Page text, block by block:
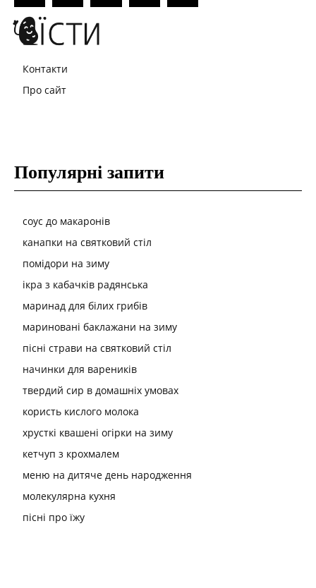
Контакти
Про сайт
Популярні запити
соус до макаронів
канапки на святковий стіл
помідори на зиму
ікра з кабачків радянська
маринад для білих грибів
мариновані баклажани на зиму
пісні страви на святковий стіл
начинки для вареників
твердий сир в домашніх умовах
користь кислого молока
хрусткі квашені огірки на зиму
кетчуп з крохмалем
меню на дитяче день народження
молекулярна кухня
пісні про їжу